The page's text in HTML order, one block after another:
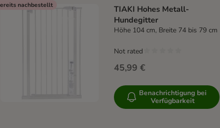
nachbestellt
TIAKI Hohes Metall-
Hundegitter
Höhe 104 cm, Breite 74 bis 79 cm
45,99 €
Not rated
Benachrichtigung bei
Verfügbarkeit